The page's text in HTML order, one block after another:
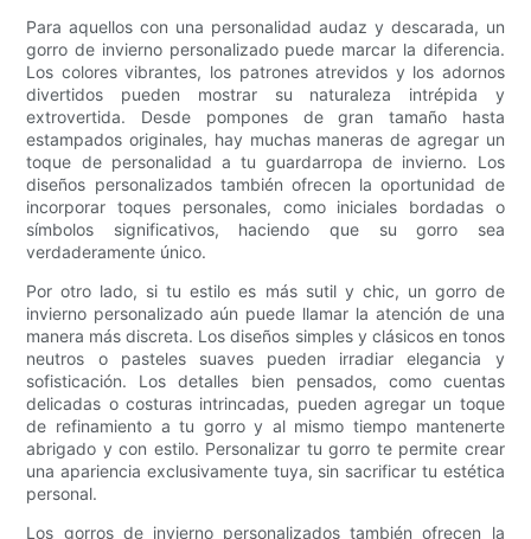
Para aquellos con una personalidad audaz y descarada, un
gorro de invierno personalizado puede marcar la diferencia.
Los colores vibrantes, los patrones atrevidos y los adornos
divertidos pueden mostrar su naturaleza intrépida y
extrovertida. Desde pompones de gran tamaño hasta
estampados originales, hay muchas maneras de agregar un
toque de personalidad a tu guardarropa de invierno. Los
diseños personalizados también ofrecen la oportunidad de
incorporar toques personales, como iniciales bordadas o
símbolos significativos, haciendo que su gorro sea
verdaderamente único.
Por otro lado, si tu estilo es más sutil y chic, un gorro de
invierno personalizado aún puede llamar la atención de una
manera más discreta. Los diseños simples y clásicos en tonos
neutros o pasteles suaves pueden irradiar elegancia y
sofisticación. Los detalles bien pensados, como cuentas
delicadas o costuras intrincadas, pueden agregar un toque
de refinamiento a tu gorro y al mismo tiempo mantenerte
abrigado y con estilo. Personalizar tu gorro te permite crear
una apariencia exclusivamente tuya, sin sacrificar tu estética
personal.
Los gorros de invierno personalizados también ofrecen la